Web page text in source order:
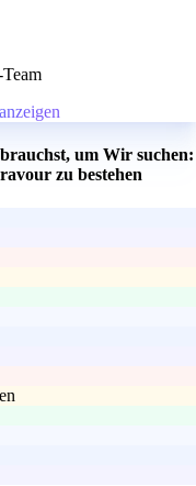
um Wir suchen:
zu bestehen